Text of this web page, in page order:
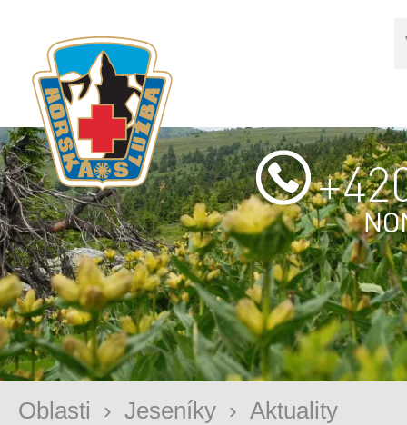
Oblasti › Jeseníky › Aktuality